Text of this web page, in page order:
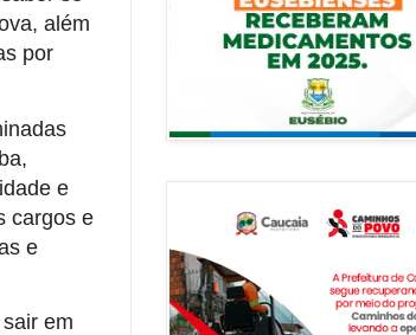
além
por
e
cargos e
e
em